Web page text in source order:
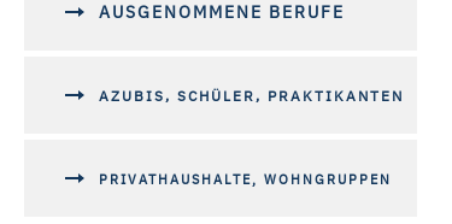
AUSGENOMMENE BERUFE
AZUBIS, SCHÜLER, PRAKTIKANTEN
PRIVATHAUSHALTE, WOHNGRUPPEN